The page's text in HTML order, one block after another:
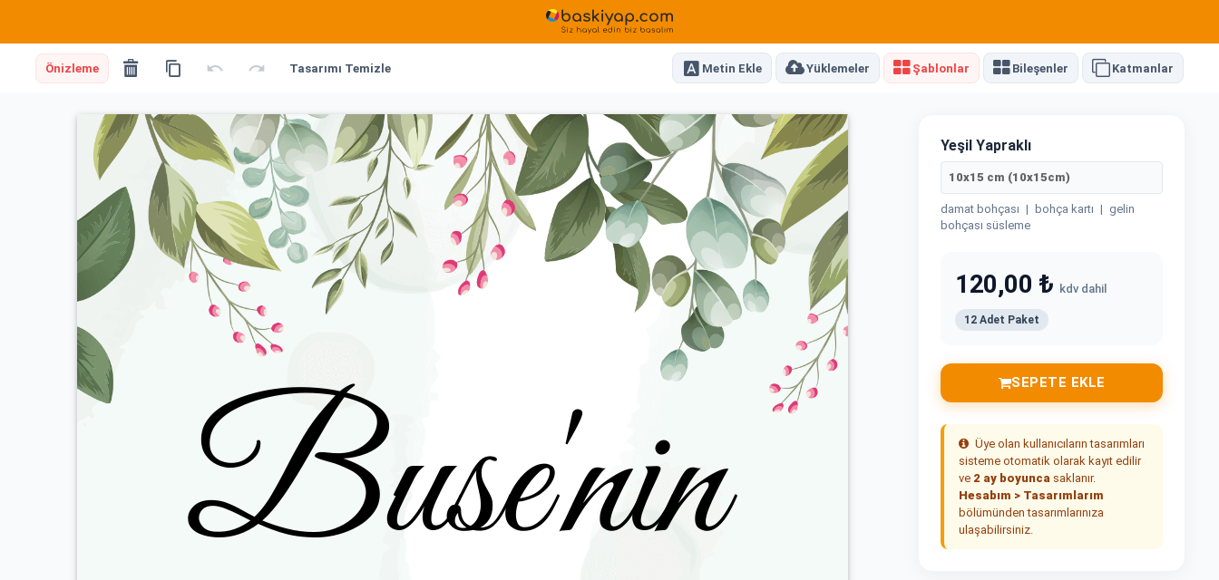
Önizleme Tasarımı Temizle Metin Ekle Yüklemeler Şablonlar Bileşenler Katmanlar
Yeşil Yapraklı
10x15 cm (10x15cm)
damat bohçası | bohça kartı | gelin
bohçası süsleme
120,00 ₺ kdv dahil
12 Adet Paket
SEPETE EKLE
Üye olan kullanıcıların tasarımları
sisteme otomatik olarak kayıt edilir
ve 2 ay boyunca saklanır.
Hesabım > Tasarımlarım
bölümünden tasarımlarınıza
ulaşabilirsiniz.